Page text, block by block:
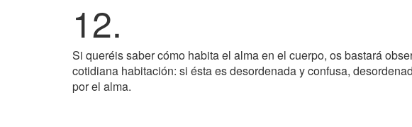
12.
Si queréis saber cómo habita el alma en el cuerpo, os bastará
cotidiana habitación: si ésta es desordenada y confusa,
por el alma.